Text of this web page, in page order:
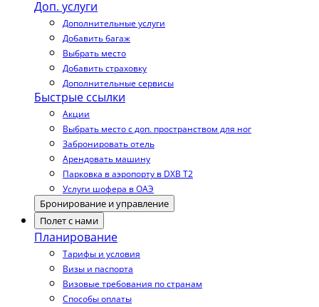
Доп. услуги
Дополнительные услуги
Добавить багаж
Выбрать место
Добавить страховку
Дополнительные сервисы
Быстрые ссылки
Акции
Выбрать место с доп. пространством для ног
Забронировать отель
Арендовать машину
Парковка в аэропорту в DXB T2
Услуги шофера в ОАЭ
Бронирование и управление
Полет с нами
Планирование
Тарифы и условия
Визы и паспорта
Визовые требования по странам
Способы оплаты